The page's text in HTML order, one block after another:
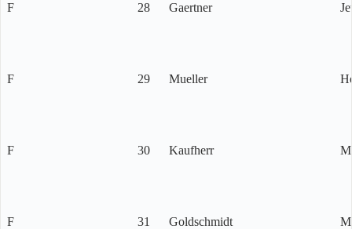
F 28 Gaertner
F 29 Mueller
F 30 Kaufherr
F 31 Goldschmidt